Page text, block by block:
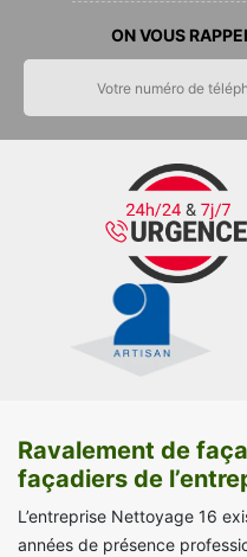
ON VOUS
Ravalement de
façadiers de
L’entreprise Nettoyage 16
années de présence